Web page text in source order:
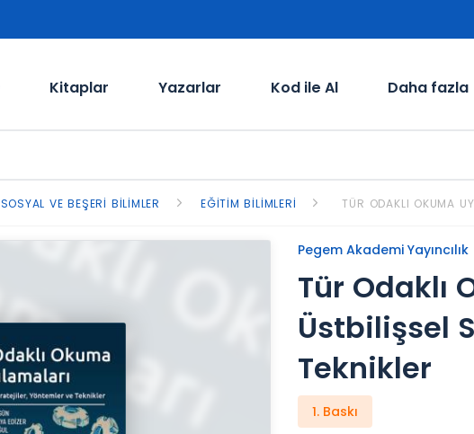
Kitaplar Yazarlar Kod ile Al Daha fazla
SOSYAL VE BEŞERI BILIMLER EĞITIM BILIMLERI TÜR ODAKLI OKUMA
Pegem Akademi Yayıncılık
Tür Odaklı
Üstbilişsel
Teknikler
1. Baskı